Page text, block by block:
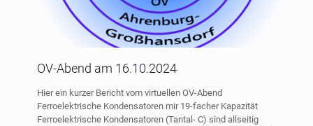
OV-Abend am 16.10.2024
Hier ein kurzer Bericht vom virtuellen OV-Abend
Ferroelektrische Kondensatoren mir 19-facher Kapazität
Ferroelektrische Kondensatoren (Tantal- C) sind allseitig